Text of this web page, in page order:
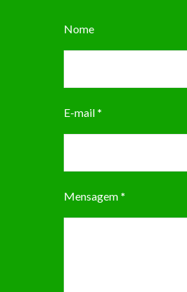
Nome
E-mail *
Mensagem *